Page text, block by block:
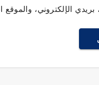
الإلكتروني، والموقع